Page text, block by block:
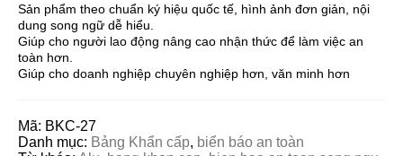
Sản phẩm theo chuẩn ký hiệu quốc tế, hình ảnh đơn giản, nội
dung song ngữ dễ hiểu.
Giúp cho người lao động nâng cao nhận thức để làm việc an
toàn hơn.
Giúp cho doanh nghiệp chuyên nghiệp hơn, văn minh hơn
Mã: BKC-27
Danh mục: Bảng Khẩn cấp, biển báo an toàn